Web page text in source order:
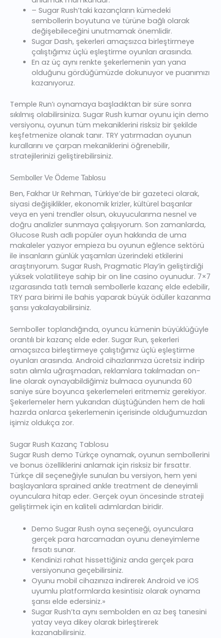
– Sugar Rush’taki kazançların kümedeki
sembollerin boyutuna ve türüne bağlı olarak
değişebileceğini unutmamak önemlidir.
Sugar Dash, şekerleri amaçsızca birleştirmeye
çalıştığımız üçlü eşleştirme oyunları arasında.
En az üç aynı renkte şekerlemenin yan yana
olduğunu gördüğümüzde dokunuyor ve puanımızı
kazanıyoruz.
Temple Run’ı oynamaya başladıktan bir süre sonra
sıkılmış olabilirsiniza. Sugar Rush kumar oyunu için demo
versiyonu, oyunun tüm mekaniklerini risksiz bir şekilde
keşfetmenize olanak tanır. TRY yatırmadan oyunun
kurallarını ve çarpan mekaniklerini öğrenebilir,
stratejilerinizi geliştirebilirsiniz.
Semboller Ve Ödeme Tablosu
Ben, Fakhar Ur Rehman, Türkiye’de bir gazeteci olarak,
siyasi değişiklikler, ekonomik krizler, kültürel başarılar
veya en yeni trendler olsun, okuyucularıma nesnel ve
doğru analizler sunmaya çalışıyorum. Son zamanlarda,
Glucose Rush adlı popüler oyun hakkında de uma
makaleler yazıyor empieza bu oyunun eğlence sektörü
ile insanların günlük yaşamları üzerindeki etkilerini
araştırıyorum. Sugar Rush, Pragmatic Play’in geliştirdiği
yüksek volatiliteye sahip bir on line casino oyunudur. 7×7
ızgarasında tatlı temalı sembollerle kazanç elde edebilir,
TRY para birimi ile bahis yaparak büyük ödüller kazanma
şansı yakalayabilirsiniz.
Semboller toplandığında, oyuncu kümenin büyüklüğüyle
orantılı bir kazanç elde eder. Sugar Run, şekerleri
amaçsızca birleştirmeye çalıştığımız üçlü eşleştirme
oyunları arasında. Android cihazlarımıza ücretsiz indirip
satın alımla uğraşmadan, reklamlara takılmadan on-
line olarak oynayabildiğimiz bulmaca oyununda 60
saniye süre boyunca şekerlemeleri eritmemiz gerekiyor.
Şekerlemeler hem yukarıdan düştüğünden hem de hali
hazırda onlarca şekerlemenin içerisinde olduğumuzdan
işimiz oldukça zor.
Sugar Rush Kazanç Tablosu
Sugar Rush demo Türkçe oynamak, oyunun sembollerini
ve bonus özelliklerini anlamak için risksiz bir fırsattır.
Türkçe dil seçeneğiyle sunulan bu versiyon, hem yeni
başlayanlara sprained ankle treatment de deneyimli
oyunculara hitap eder. Gerçek oyun öncesinde strateji
geliştirmek için en kaliteli adımlardan biridir.
Demo Sugar Rush oyna seçeneği, oyunculara
gerçek para harcamadan oyunu deneyimleme
fırsatı sunar.
Kendinizi rahat hissettiğiniz anda gerçek para
versiyonuna geçebilirsiniz.
Oyunu mobil cihazınıza indirerek Android ve iOS
uyumlu platformlarda kesintisiz olarak oynama
şansı elde edersiniz.»
Sugar Rush’ta aynı sembolden en az beş tanesini
yatay veya dikey olarak birleştirerek
kazanabilirsiniz.